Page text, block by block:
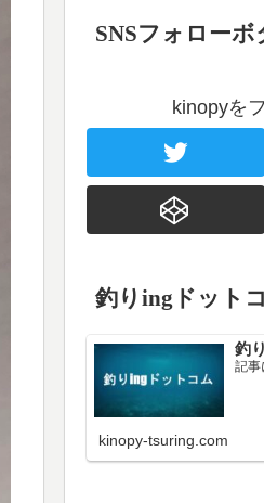
SNSフォローボ
kinopyを
釣りingドット
釣
記事
kinopy-tsuring.com